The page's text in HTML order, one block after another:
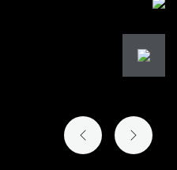
الشريحة السابقةالشريحة التالية